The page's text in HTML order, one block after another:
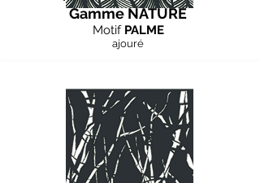
Gamme NATURE
Motif PALME
ajouré